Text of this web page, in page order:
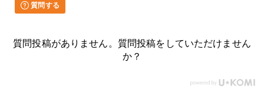
質問する
質問投稿がありません。質問投稿をしていただけません
か？